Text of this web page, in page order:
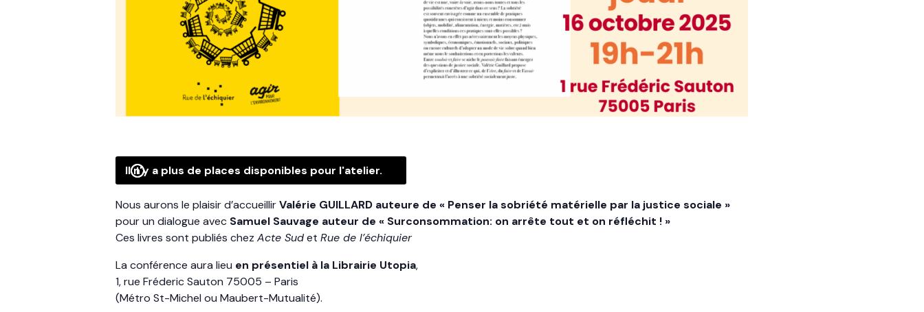
Il n'y a plus de places disponibles pour l'atelier.
Nous aurons le plaisir d’accueillirValérie GUILLARD auteure de « Penser la sobriété matérielle par la justice sociale »
pour un dialogue avec Samuel Sauvage auteur de « Surconsommation: on arrête tout et on réfléchit ! »
Ces livres sont publiés chez Acte Sudet Rue de l’échiquier
La conférence aura lieu en présentiel à la Librairie Utopia,
1, rue Fréderic Sauton 75005 – Paris
(Métro St-Michel ou Maubert-Mutualité).